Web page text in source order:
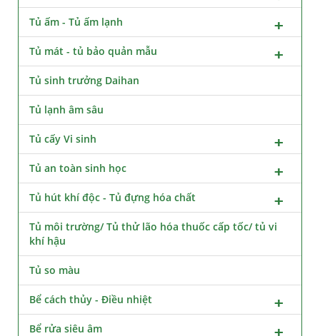
Tủ ấm - Tủ ấm lạnh
Tủ mát - tủ bảo quản mẫu
Tủ sinh trưởng Daihan
Tủ lạnh âm sâu
Tủ cấy Vi sinh
Tủ an toàn sinh học
Tủ hút khí độc - Tủ đựng hóa chất
Tủ môi trường/ Tủ thử lão hóa thuốc cấp tốc/ tủ vi
khí hậu
Tủ so màu
Bể cách thủy - Điều nhiệt
Bể rửa siêu âm